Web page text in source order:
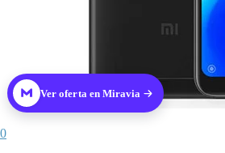
Ver oferta en Miravia
0